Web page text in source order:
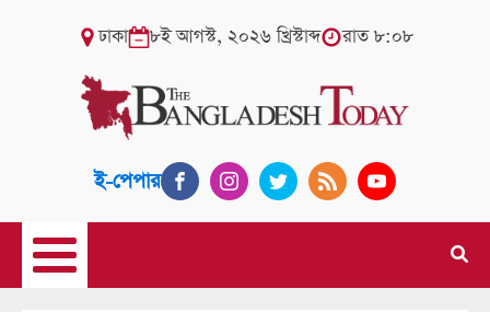
ঢাকা ৮ই আগস্ট, ২০২৬ খ্রিস্টাব্দ রাত ৮:০৮
ই-পেপার